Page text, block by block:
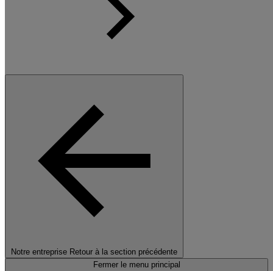
Notre entreprise Retour à la section précédente
Fermer le menu principal